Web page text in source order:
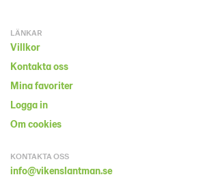
LÄNKAR
Villkor
Kontakta oss
Mina favoriter
Logga in
Om cookies
KONTAKTA OSS
info@vikenslantman.se